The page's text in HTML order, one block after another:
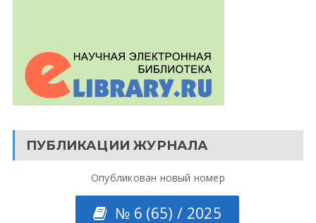
ПУБЛИКАЦИИ ЖУРНАЛА
Опубликован новый номер
№ 6 (65) / 2025